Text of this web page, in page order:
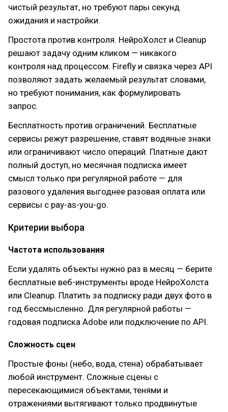
чистый результат, но требуют пары секунд
ожидания и настройки.
Простота против контроля. НейроХолст и Cleanup
решают задачу одним кликом — никакого
контроля над процессом. Firefly и связка через API
позволяют задать желаемый результат словами,
но требуют понимания, как формулировать
запрос.
Бесплатность против ограничений. Бесплатные
сервисы режут разрешение, ставят водяные знаки
или ограничивают число операций. Платные дают
полный доступ, но месячная подписка имеет
смысл только при регулярной работе — для
разового удаления выгоднее разовая оплата или
сервисы с pay-as-you-go.
Критерии выбора
Частота использования
Если удалять объекты нужно раз в месяц — берите
бесплатные веб-инструменты вроде НейроХолста
или Cleanup. Платить за подписку ради двух фото в
год бессмысленно. Для регулярной работы —
годовая подписка Adobe или подключение по API.
Сложность сцен
Простые фоны (небо, вода, стена) обрабатывает
любой инструмент. Сложные сцены с
пересекающимися объектами, тенями и
отражениями вытягивают только продвинутые